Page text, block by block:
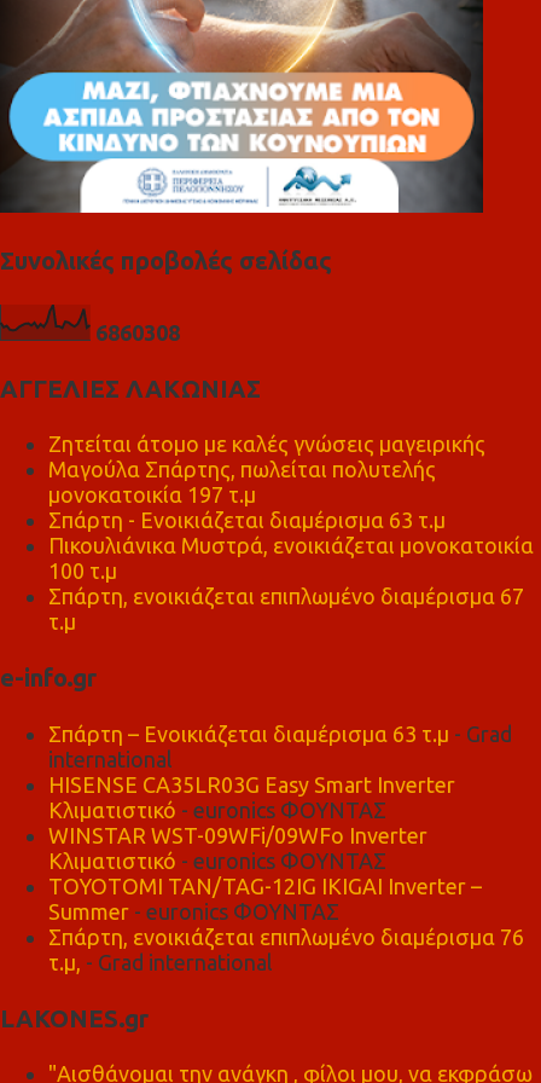
Συνολικές προβολές σελίδας
6860308
ΑΓΓΕΛΙΕΣ ΛΑΚΩΝΙΑΣ
Ζητείται άτομο με καλές γνώσεις μαγειρικής
Μαγούλα Σπάρτης, πωλείται πολυτελής
μονοκατοικία 197 τ.μ
Σπάρτη - Ενοικιάζεται διαμέρισμα 63 τ.μ
Πικουλιάνικα Μυστρά, ενοικιάζεται μονοκατοικία
100 τ.μ
Σπάρτη, ενοικιάζεται επιπλωμένο διαμέρισμα 67
τ.μ
e-info.gr
Σπάρτη – Ενοικιάζεται διαμέρισμα 63 τ.μ - Grad
international
HISENSE CA35LR03G Easy Smart Inverter
Κλιματιστικό - euronics ΦΟΥΝΤΑΣ
WINSTAR WST-09WFi/09WFo Inverter
Κλιματιστικό - euronics ΦΟΥΝΤΑΣ
TOYOTOMI TAN/TAG-12IG IKIGAI Inverter –
Summer - euronics ΦΟΥΝΤΑΣ
Σπάρτη, ενοικιάζεται επιπλωμένο διαμέρισμα 76
τ.μ, - Grad international
LAKONES.gr
"Αισθάνομαι την ανάγκη , φίλοι μου, να εκφράσω